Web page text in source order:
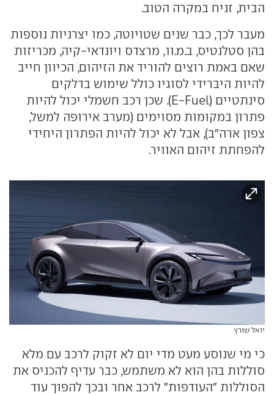
הבית, זניח במקרה הטוב.
מעבר לכך, כבר שנים שטויוטה, כמו יצרניות נוספות
בהן סטלנטיס, ב.מ.וו, מרצדס ויונדאי-קיה, מכריזות
שאם באמת רוצים להוריד את הזיהום, הכיוון חייב
להיות היברידי לסוגיו כולל שימוש בדלקים
סינתטיים (E-Fuel). שכן רכב חשמלי יכול להיות
פתרון במקומות מסוימים (מערב אירופה למשל,
צפון ארה"ב), אבל לא יכול להיות הפתרון היחידי
להפחתת זיהום האוויר.
יואל שורץ
כי מי שנוסע מעט מדי יום לא זקוק לרכב עם מלא
סוללות בהן הוא לא משתמש, כבר עדיף להכניס את
הסוללות "העודפות" לרכב אחר ובכך להפוך עוד